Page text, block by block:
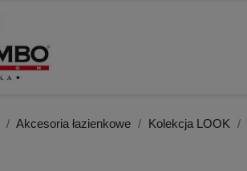
Akcesoria łazienkowe Kolekcja LOOK